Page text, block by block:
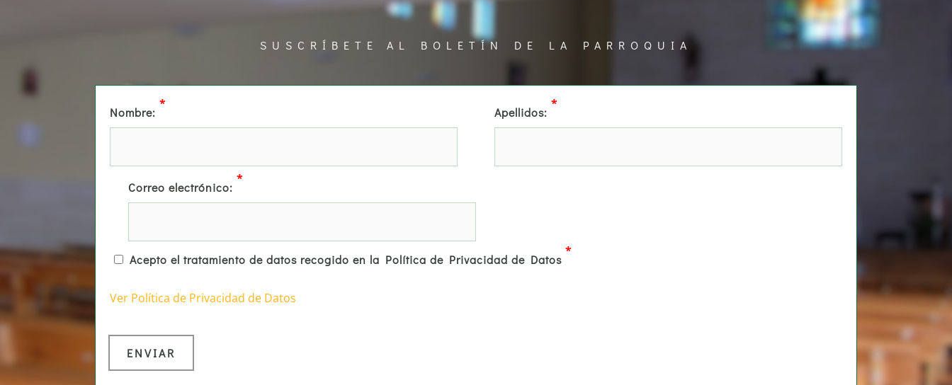
SUSCRÍBETE AL BOLETÍN DE LA PARROQUIA
Nombre:
*
Apellidos:
*
Correo electrónico:
*
Acepto el tratamiento de datos recogido en la Política de Privacidad de Datos
*
Ver Política de Privacidad de Datos